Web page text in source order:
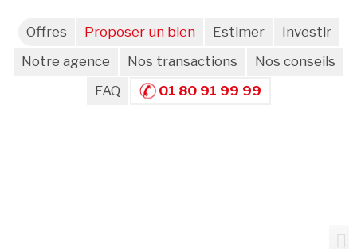
Offres Proposer un bien Estimer
Investir
Notre agence
Nos transactions
Nos conseils
FAQ
01 80 91 99 99